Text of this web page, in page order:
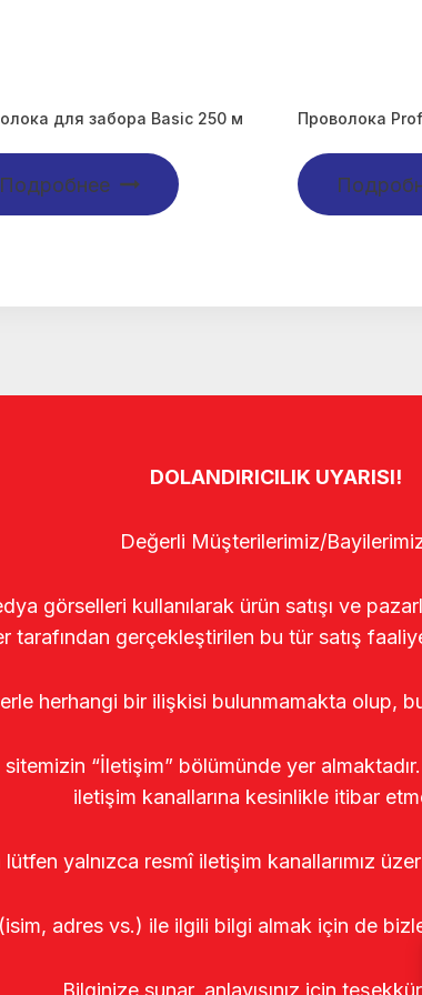
для забора Basic 250 м
Подробнее
Проволока
DOLANDIRICILIK UYARISI!
Değerli Müşterilerimiz/
görselleri kullanılarak ürün satışı ve
gerçekleştirilen bu tür satış
herhangi bir ilişkisi bulunmamakta olup,
“İletişim” bölümünde yer
iletişim kanallarına kesinlikle itibar
yalnızca resmî iletişim kanallarımız
adres vs.) ile ilgili bilgi almak için de
Bilginize sunar, anlayışınız için teşekkür